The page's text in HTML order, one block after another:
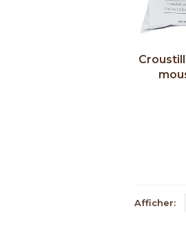
Afficher: